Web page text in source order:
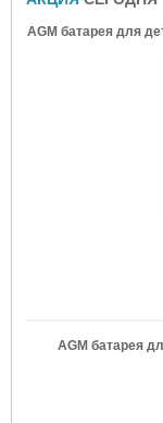
AGM батарея для
AGM батарея